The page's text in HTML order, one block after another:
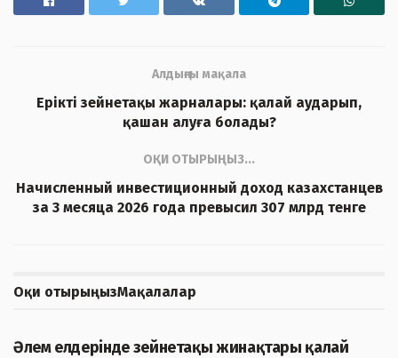
Алдыңғы мақала
Ерікті зейнетақы жарналары: қалай аударып,
қашан алуға болады?
ОҚИ ОТЫРЫҢЫЗ...
Начисленный инвестиционный доход казахстанцев
за 3 месяца 2026 года превысил 307 млрд тенге
Оқи отырыңызМақалалар
Әлем елдерінде зейнетақы жинақтары қалай